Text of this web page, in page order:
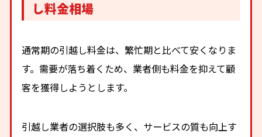
し料金相場
通常期の引越し料金は、繁忙期と比べて安くなりま
す。需要が落ち着くため、業者側も料金を抑えて顧
客を獲得しようとします。
引越し業者の選択肢も多く、サービスの質も向上す